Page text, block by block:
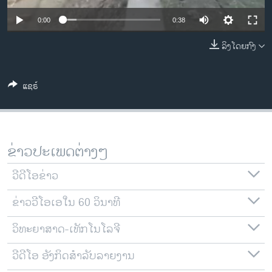
ຊຸມຊົນຊາວລາວ
ວິທະຍາສາດ-ເທັກໂນໂລຈີ
ພາສາອັງກິດ
ລາຍການກະຈາຍສຽງ
ລາຍງານ
ຕິດຕາມພວກເຮົາ ທີ່
ພາສາຕ່າງໆ
0:00 0:38
ລິງໂດຍກົງ
ແຊຣ໌
ຂ່າວປະເພດຕ່າງໆ
ວີດີໂອຂ່າວ
ຂ່າວວີໂອເອໃນ 60 ວິນາທີ
ວິທະຍາສາດ-ເທັກໂນໂລຈີ
ວີດີໂອ ອັງກິດສຳລັບລາຍງານ